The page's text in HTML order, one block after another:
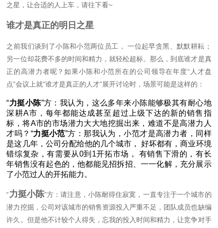
之星，让合适的人上车，请往下看~
谁才是真正的明日之星
之前我们谈到了小陈和小范两位员工， 一位起早贪黑、默默耕耘；
另一位却花费不多的时间和精力，就轻松超标。那么，到底谁才是真
正的高潜力者呢？如果小陈和小范所在的公司领导在年度“人才盘
点”会议上就“谁才是真正的人才”展开讨论时，场景可能是这样的：
“力挺小陈”方：我认为，这么多年来小陈能够极其有耐心地
深耕A市，每年都能达成甚至超过上级下达的新的销售指
标，将A市的市场潜力大大地挖掘出来，难道不是高潜力人
才吗？“力挺小范”方：那我认为，小范才是高潜力者，同样
是这几年，公司分配给他的几个城市， 好坏都有，商业环境
错综复杂，有需要从0到1开拓市场， 有销售下滑的，有长
年销售没有起色的，他都能见招拆招、一一化解，充分展示
了小范过人的开拓能力。
“力挺小陈”方：请注意，小陈耐得住寂寞，一直专注于一个城市的
潜力挖掘，公司对该城市的销售资源投入严重不足，团队成员也缺编
许久。但是他不计较个人得失，忘我的投入时间和精力，让竞争对手